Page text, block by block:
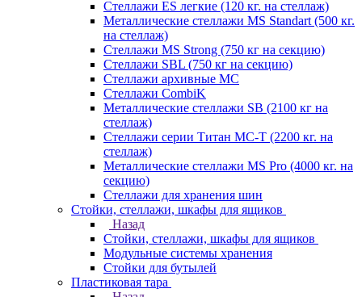
Стеллажи ES легкие (120 кг. на стеллаж)
Металлические стеллажи MS Standart (500 кг.
на стеллаж)
Стеллажи MS Strong (750 кг на секцию)
Стеллажи SBL (750 кг на секцию)
Стеллажи архивные МС
Стеллажи CombiK
Металлические стеллажи SB (2100 кг на
стеллаж)
Стеллажи серии Титан МС-Т (2200 кг. на
стеллаж)
Металлические стеллажи MS Pro (4000 кг. на
секцию)
Стеллажи для хранения шин
Стойки, стеллажи, шкафы для ящиков
Назад
Стойки, стеллажи, шкафы для ящиков
Модульные системы хранения
Стойки для бутылей
Пластиковая тара